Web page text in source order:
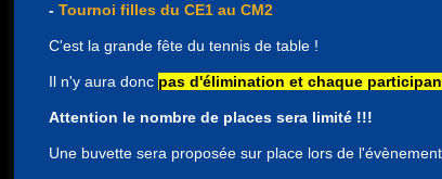
-Tournoi filles du CE1 au CM2
C'est la grande fête du tennis de table !
Il n'y aura donc pas d'élimination et chaque
Attention le nombre de places sera limité !!!
Une buvette sera proposée sur place lors de l'évènement.